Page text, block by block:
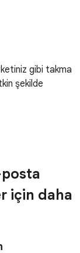
gibi takma
şekilde
için daha